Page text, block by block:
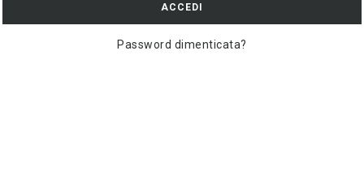
ACCEDI
Password dimenticata?